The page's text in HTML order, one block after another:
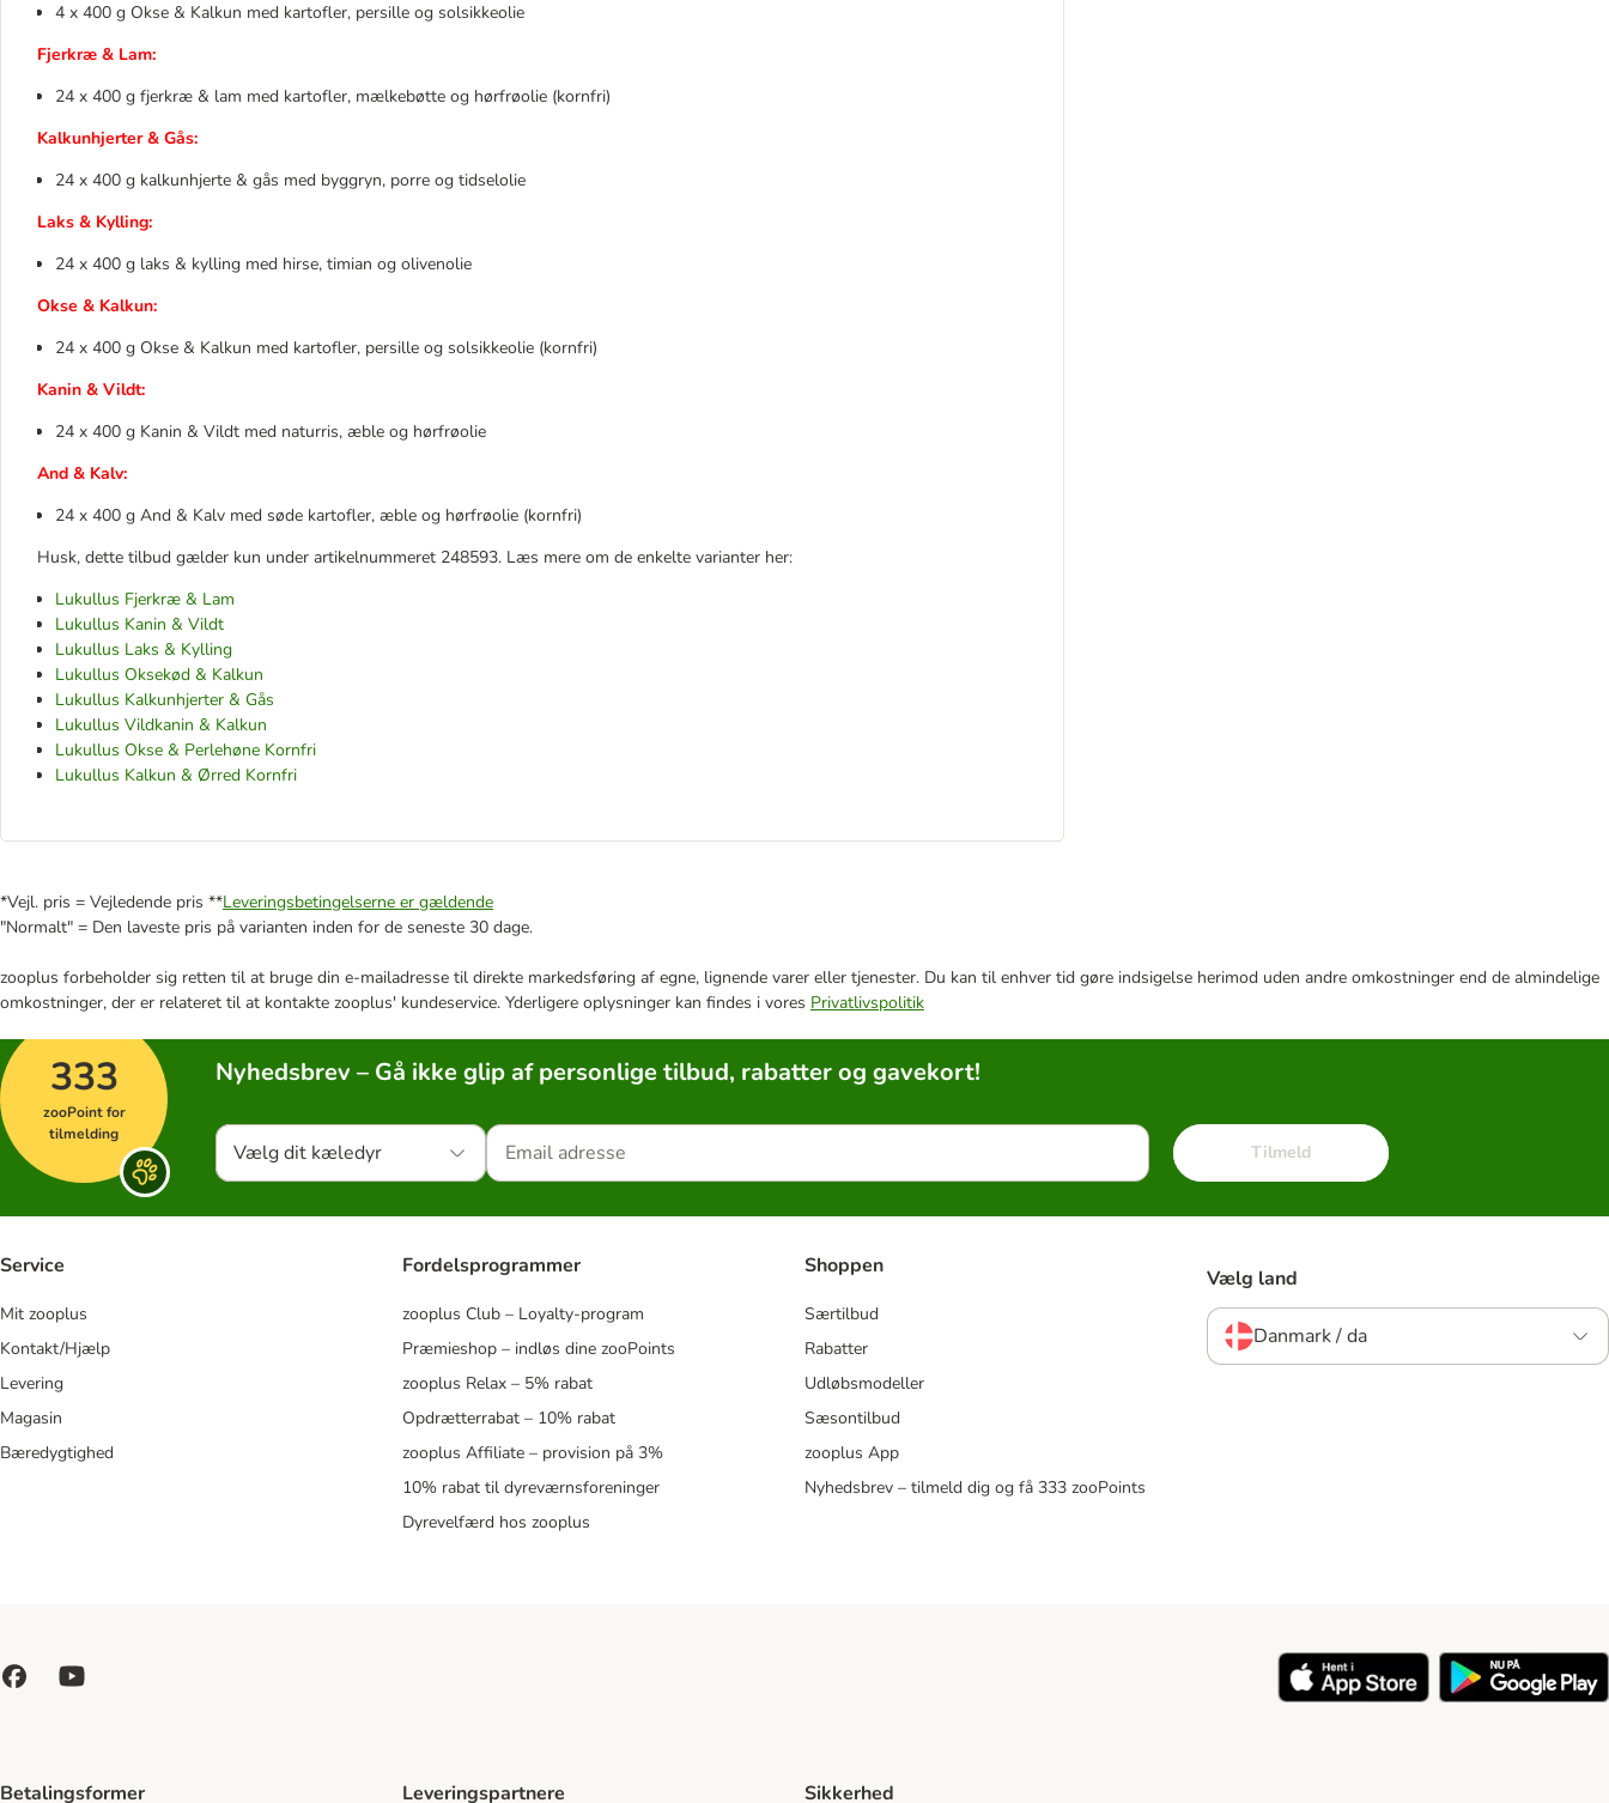
4 x 400 g Okse & Kalkun med kartofler, persille og solsikkeolie
Fjerkræ & Lam:
24 x 400 g fjerkræ & lam med kartofler, mælkebøtte og hørfrøolie (kornfri)
Kalkunhjerter & Gås:
24 x 400 g kalkunhjerte & gås med byggryn, porre og tidselolie
Laks & Kylling:
24 x 400 g laks & kylling med hirse, timian og olivenolie
Okse & Kalkun:
24 x 400 g Okse & Kalkun med kartofler, persille og solsikkeolie (kornfri)
Kanin & Vildt:
24 x 400 g Kanin & Vildt med naturris, æble og hørfrøolie
And & Kalv:
24 x 400 g And & Kalv med søde kartofler, æble og hørfrøolie (kornfri)
Husk, dette tilbud gælder kun under artikelnummeret 248593. Læs mere om de enkelte varianter her:
Lukullus Fjerkræ & Lam
Lukullus Kanin & Vildt
Lukullus Laks & Kylling
Lukullus Oksekød & Kalkun
Lukullus Kalkunhjerter & Gås
Lukullus Vildkanin & Kalkun
Lukullus Okse & Perlehøne Kornfri
Lukullus Kalkun & Ørred Kornfri
*Vejl. pris = Vejledende pris **Leveringsbetingelserne er gældende
"Normalt" = Den laveste pris på varianten inden for de seneste 30 dage.
zooplus forbeholder sig retten til at bruge din e-mailadresse til direkte markedsføring af egne, lignende varer eller tjenester. Du kan til enhver tid gøre indsigelse herimod uden andre omkostninger end de almindelige
omkostninger, der er relateret til at kontakte zooplus' kundeservice. Yderligere oplysninger kan findes i vores Privatlivspolitik
333
zooPoint for
tilmelding
Nyhedsbrev – Gå ikke glip af personlige tilbud, rabatter og gavekort!
Vælg dit kæledyr Tilmeld
Service
Mit zooplus
Kontakt/Hjælp
Levering
Magasin
Bæredygtighed
Fordelsprogrammer
zooplus Club – Loyalty-program
Præmieshop – indløs dine zooPoints
zooplus Relax – 5% rabat
Opdrætterrabat – 10% rabat
zooplus Affiliate – provision på 3%
10% rabat til dyreværnsforeninger
Dyrevelfærd hos zooplus
Shoppen
Særtilbud
Rabatter
Udløbsmodeller
Sæsontilbud
zooplus App
Nyhedsbrev – tilmeld dig og få 333 zooPoints
Vælg land
Danmark / da
Betalingsformer Leveringspartnere Sikkerhed